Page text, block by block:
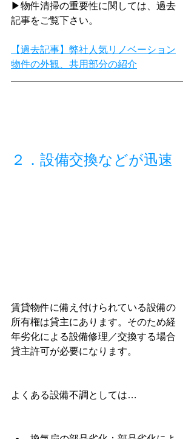
▶物件清掃の重要性に関しては、過去
記事をご覧下さい。
【過去記事】弊社人気リノベーション
物件の外観、共用部分の紹介
２．設備交換などが迅速
賃貸物件に備え付けられている設備の
所有権は貸主にあります。そのため経
年劣化による設備修理／交換する場合
貸主許可が必要になります。
よくある設備不調としては…